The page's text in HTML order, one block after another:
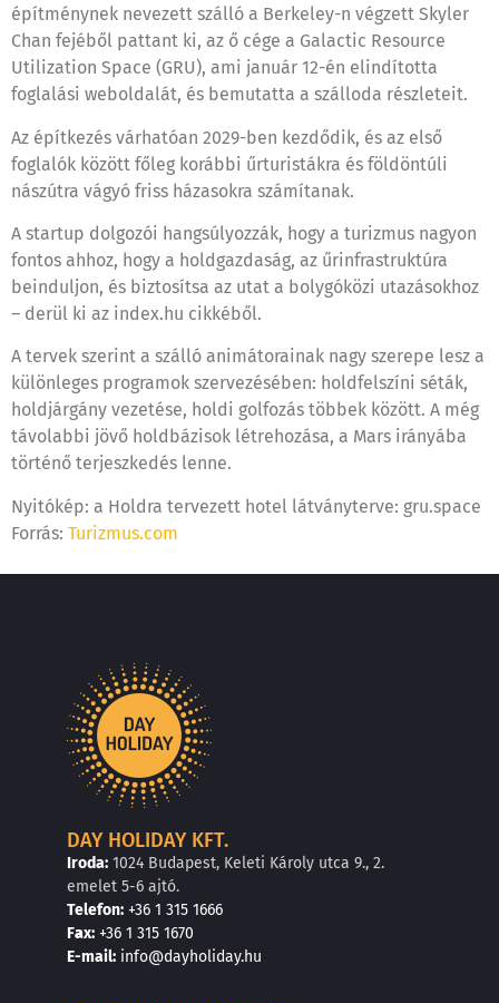
építménynek nevezett szálló a Berkeley-n végzett Skyler
Chan fejéből pattant ki, az ő cége a Galactic Resource
Utilization Space (GRU), ami január 12-én elindította
foglalási weboldalát, és bemutatta a szálloda részleteit.
Az építkezés várhatóan 2029-ben kezdődik, és az első
foglalók között főleg korábbi űrturistákra és földöntúli
nászútra vágyó friss házasokra számítanak.
A startup dolgozói hangsúlyozzák, hogy a turizmus nagyon
fontos ahhoz, hogy a holdgazdaság, az űrinfrastruktúra
beinduljon, és biztosítsa az utat a bolygóközi utazásokhoz
– derül ki az index.hu cikkéből.
A tervek szerint a szálló animátorainak nagy szerepe lesz a
különleges programok szervezésében: holdfelszíni séták,
holdjárgány vezetése, holdi golfozás többek között. A még
távolabbi jövő holdbázisok létrehozása, a Mars irányába
történő terjeszkedés lenne.
Nyitókép: a Holdra tervezett hotel látványterve: gru.space
Forrás: Turizmus.com
DAY HOLIDAY KFT.
Iroda: 1024 Budapest, Keleti Károly utca 9., 2.
emelet 5-6 ajtó.
Telefon: +36 1 315 1666
Fax: +36 1 315 1670
E-mail: info@dayholiday.hu